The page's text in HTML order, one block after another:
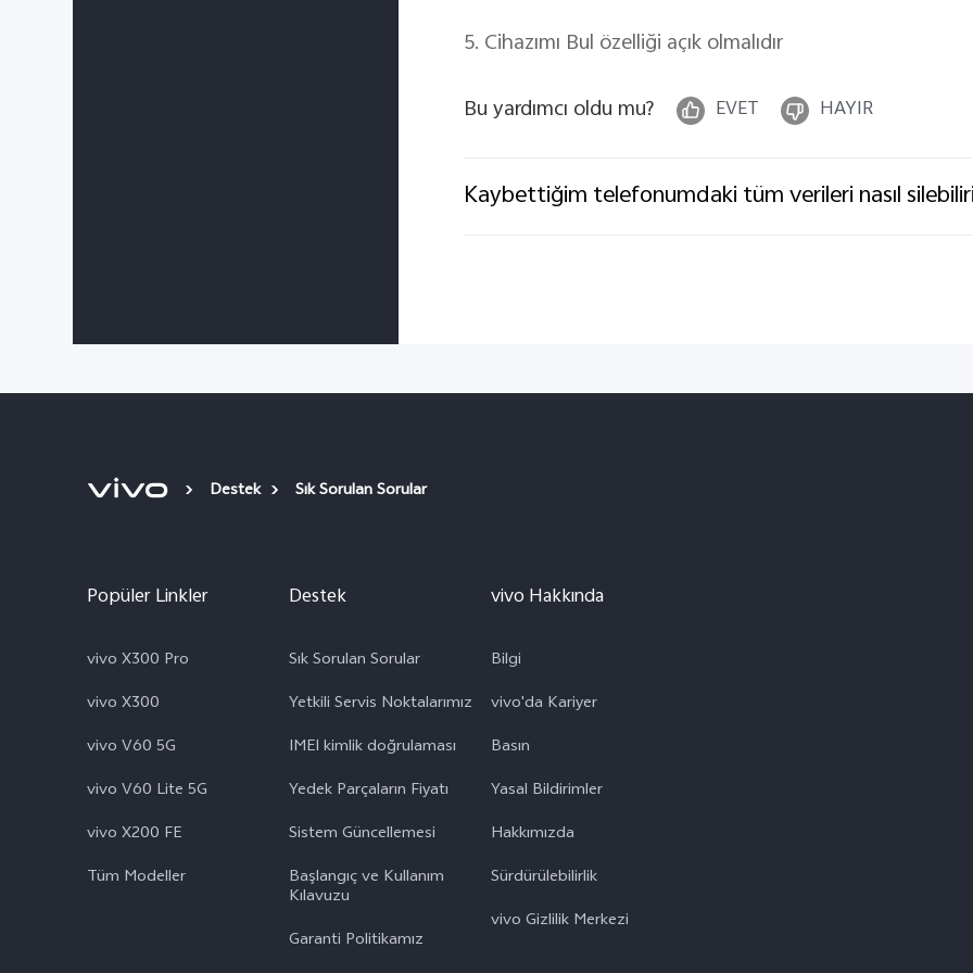
5. Cihazımı Bul özelliği açık olmalıdır
Bu yardımcı oldu mu?
EVET HAYIR
Kaybettiğim telefonumdaki tüm verileri nasıl
Destek Sık Sorulan Sorular
Popüler Linkler
vivo X300 Pro
vivo X300
vivo V60 5G
vivo V60 Lite 5G
vivo X200 FE
Tüm Modeller
Destek
Sık Sorulan Sorular
Yetkili Servis Noktalarımız
IMEI kimlik doğrulaması
Yedek Parçaların Fiyatı
Sistem Güncellemesi
Başlangıç ve Kullanım ​​
Kılavuzu
Garanti Politikamız
vivo Hakkında
Bilgi
vivo'da Kariyer
Basın
Yasal Bildirimler
Hakkımızda
Sürdürülebilirlik
vivo Gizlilik Merkezi